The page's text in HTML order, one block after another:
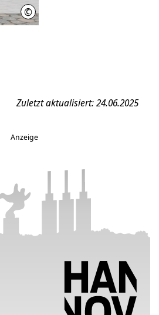
©Initiative Wissenschaft Hannover
Zuletzt aktualisiert: 24.06.2025
Anzeige